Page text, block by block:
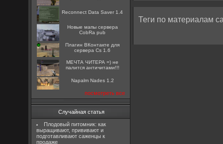
Reconnect Data Saver 1.4
Новые мапы сервера
CobRa pub
Плагин ВКонтакте для
сервера Cs 1.6
МЕЧТА ЧИТЕРА =) не
палится античитами!!!
Napalm Nades 1.2
посмотреть все
Случайная статья
Плодовый питомник: как
выращивают, прививают и
подготавливают саженцы к
продаже
Теги по материалам